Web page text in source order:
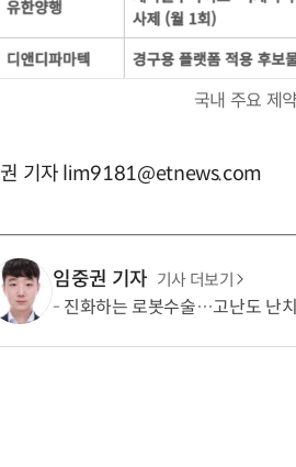
국내 주요 제
기자 lim9181@etnews.com
임중권 기자 기사 더보기
진화하는 로봇수술…고난도 난